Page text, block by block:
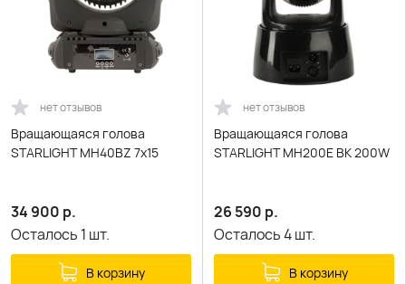
нет отзывов
Вращающаяся голова
STARLIGHT MH40BZ 7x15
34 900 р.
Осталось 1 шт.
В корзину
нет отзывов
Вращающаяся голова
STARLIGHT MH200E BK 200W
26 590 р.
Осталось4шт.
В корзину